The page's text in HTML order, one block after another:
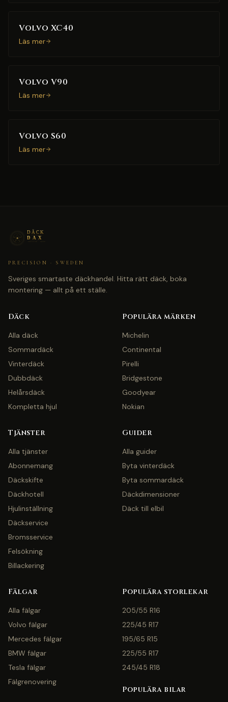
Volvo XC40
Läs mer
Volvo V90
Läs mer
Volvo S60
Läs mer
PRECISION · SWEDEN
Sveriges smartaste däckhandel. Hitta rätt däck, boka
montering — allt på ett ställe.
Däck
Alla däck
Sommardäck
Vinterdäck
Dubbdäck
Helårsdäck
Kompletta hjul
Populära märken
Michelin
Continental
Pirelli
Bridgestone
Goodyear
Nokian
Tjänster
Alla tjänster
Abonnemang
Däckskifte
Däckhotell
Hjulinställning
Däckservice
Bromsservice
Felsökning
Billackering
Guider
Alla guider
Byta vinterdäck
Byta sommardäck
Däckdimensioner
Däck till elbil
Fälgar
Alla fälgar
Volvo fälgar
Mercedes fälgar
BMW fälgar
Tesla fälgar
Fälgrenovering
Populära storlekar
205/55 R16
225/45 R17
195/65 R15
225/55 R17
245/45 R18
Populära bilar